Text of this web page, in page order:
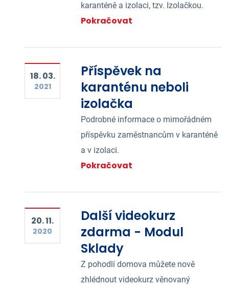
karanténě a izolaci, tzv. Izolačkou.
Pokračovat
18. 03.
2021
Příspěvek na
karanténu neboli
izolačka
Podrobné informace o mimořádném
příspěvku zaměstnancům v karanténě
a v izolaci.
Pokračovat
20. 11.
2020
Další videokurz
zdarma - Modul
Sklady
Z pohodlí domova můžete nově
zhlédnout videokurz věnovaný